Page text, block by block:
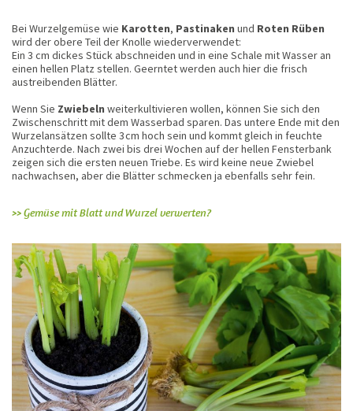
Bei Wurzelgemüse wie Karotten, Pastinaken und Roten Rüben
wird der obere Teil der Knolle wiederverwendet:
Ein 3 cm dickes Stück abschneiden und in eine Schale mit Wasser an
einen hellen Platz stellen. Geerntet werden auch hier die frisch
austreibenden Blätter.
Wenn Sie Zwiebeln weiterkultivieren wollen, können Sie sich den
Zwischenschritt mit dem Wasserbad sparen. Das untere Ende mit den
Wurzelansätzen sollte 3 cm hoch sein und kommt gleich in feuchte
Anzuchterde. Nach zwei bis drei Wochen auf der hellen Fensterbank
zeigen sich die ­ersten neuen Triebe. Es wird keine neue Zwiebel
nachwachsen, aber die Blätter schmecken ja ebenfalls sehr fein.
>> Gemüse mit Blatt und Wurzel verwerten?